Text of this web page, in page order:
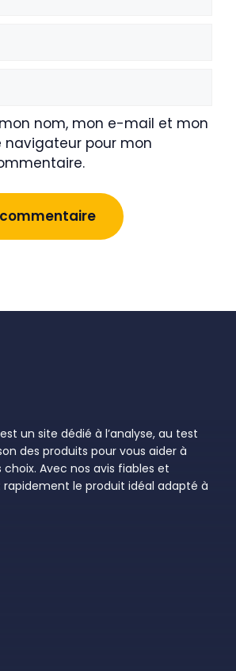
nom, mon e-mail et mon
navigateur pour mon
est un site dédié à l’analyse, au test
des produits pour vous aider à
Avec nos avis fiables et
le produit idéal adapté à